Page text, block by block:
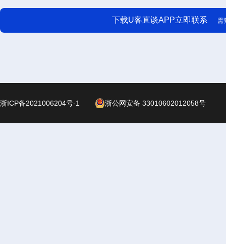
下载U客直谈APP立即联系 需
浙ICP备2021006204号-1 浙公网安备 33010602012058号